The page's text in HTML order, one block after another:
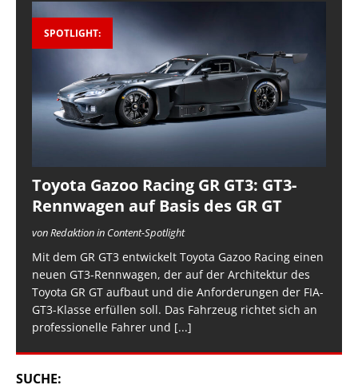
SPOTLIGHT:
Toyota Gazoo Racing GR GT3: GT3-
Rennwagen auf Basis des GR GT
von Redaktion in Content-Spotlight
Mit dem GR GT3 entwickelt Toyota Gazoo Racing einen
neuen GT3-Rennwagen, der auf der Architektur des
Toyota GR GT aufbaut und die Anforderungen der FIA-
GT3-Klasse erfüllen soll. Das Fahrzeug richtet sich an
professionelle Fahrer und [...]
SUCHE: